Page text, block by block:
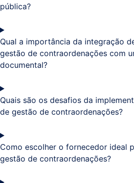
pública?
Qual a importância da integração
gestão de contraordenações com
documental?
Quais são os desafios da
de gestão de contraordenações?
Como escolher o fornecedor ideal
gestão de contraordenações?